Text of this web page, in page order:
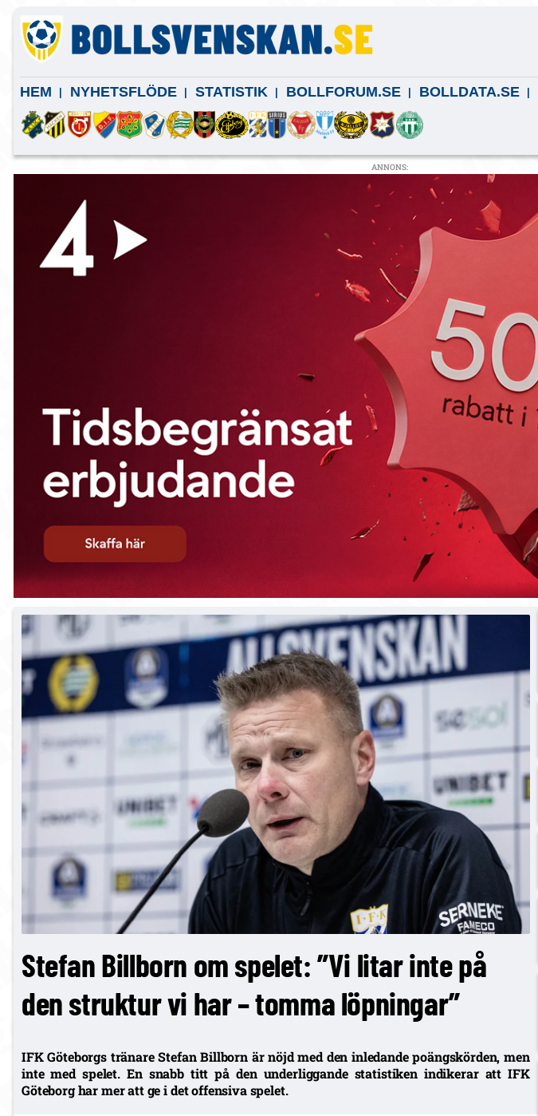
HEM NYHETSFLÖDE STATISTIK BOLLFORUM.SE BOLLDATA.SE
ANNONS:
Stefan Billborn om spelet: ”Vi litar inte på
den struktur vi har – tomma löpningar”
IFK Göteborgs tränare Stefan Billborn är nöjd med den inledande poängskörden, men
inte med spelet. En snabb titt på den underliggande statistiken indikerar att IFK
Göteborg har mer att ge i det offensiva spelet.